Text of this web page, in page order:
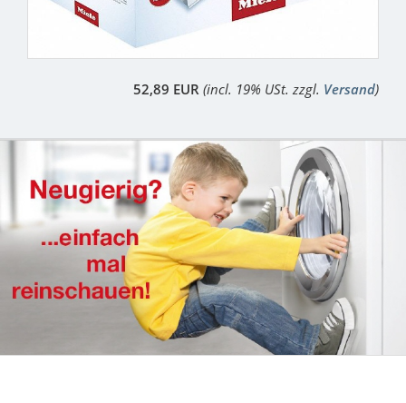
52,89 EUR (incl. 19% USt. zzgl. Versand)